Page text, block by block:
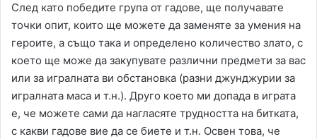
След като победите група от гадове, ще получавате
точки опит, които ще можете да заменяте за умения на
героите, а също така и определено количество злато, с
което ще може да закупувате различни предмети за вас
или за игралната ви обстановка (разни джунджурии за
игралната маса и т.н.). Друго което ми допада в играта
е, че можете сами да нагласяте трудността на битката,
с какви гадове вие да се биете и т.н. Освен това, че